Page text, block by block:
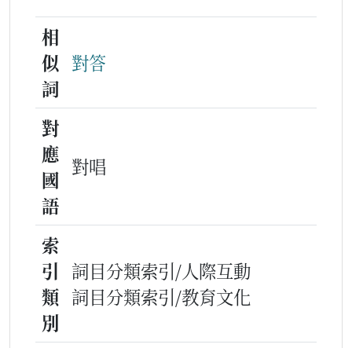
相
似
詞
對答
對
應
國
語
對唱
索
引
類
別
詞目分類索引/人際互動
詞目分類索引/教育文化